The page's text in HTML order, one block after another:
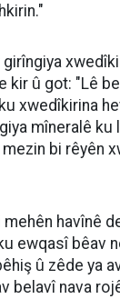
kir û got: "Lê
xwedîkirina
mîneralê ku
bi rêyên
mehên havînê
ewqasî bêav
û zêde ya
belavî nava